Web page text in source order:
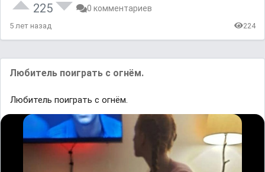
225 0 комментариев
5 лет назад 224
Любитель поиграть с огнём.
Любитель поиграть с огнём.